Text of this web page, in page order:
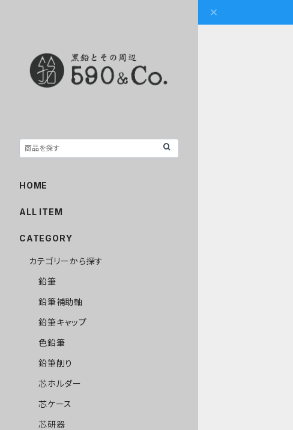
HOME
ALL ITEM
CATEGORY
カテゴリーから探す
鉛筆
鉛筆補助軸
鉛筆キャップ
色鉛筆
鉛筆削り
芯ホルダー
芯ケース
芯研器